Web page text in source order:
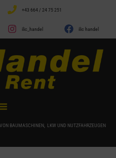
+43 664 / 24 75 251
ilic_handel ilic handel
BAUMASCHINEN, LKW UND NUTZFAHRZEUGEN